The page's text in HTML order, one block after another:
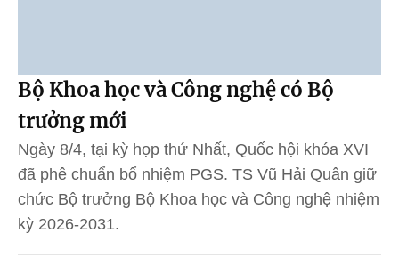
Bộ Khoa học và Công nghệ có Bộ
trưởng mới
Ngày 8/4, tại kỳ họp thứ Nhất, Quốc hội khóa XVI
đã phê chuẩn bổ nhiệm PGS. TS Vũ Hải Quân giữ
chức Bộ trưởng Bộ Khoa học và Công nghệ nhiệm
kỳ 2026-2031.